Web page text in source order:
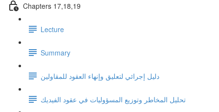
Chapters 17,18,19
Lecture
Summary
دليل إجرائي لتعليق وإنهاء العقود للمقاولين
تحليل المخاطر وتوزيع المسؤوليات في عقود الفيديك